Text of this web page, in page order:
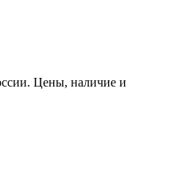
Цены, наличие и